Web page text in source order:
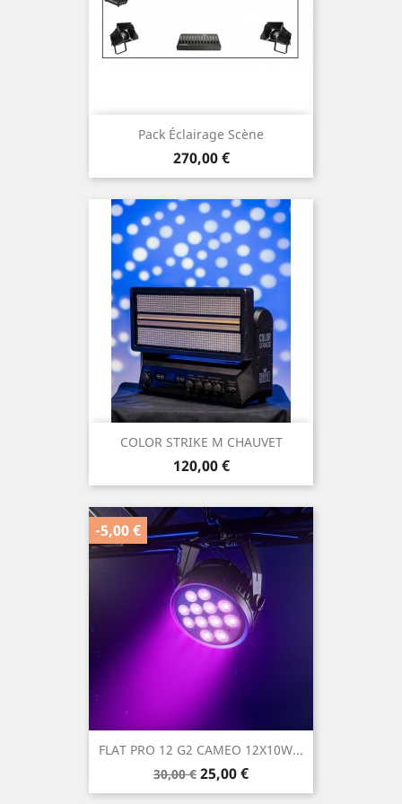
Pack Éclairage Scène
Prix
270,00 €
COLOR STRIKE M CHAUVET
Prix
120,00 €
FLAT PRO 12 G2 CAMEO 12X10W...
Prix
de
30,00 € Prix
25,00 €
-5,00 €